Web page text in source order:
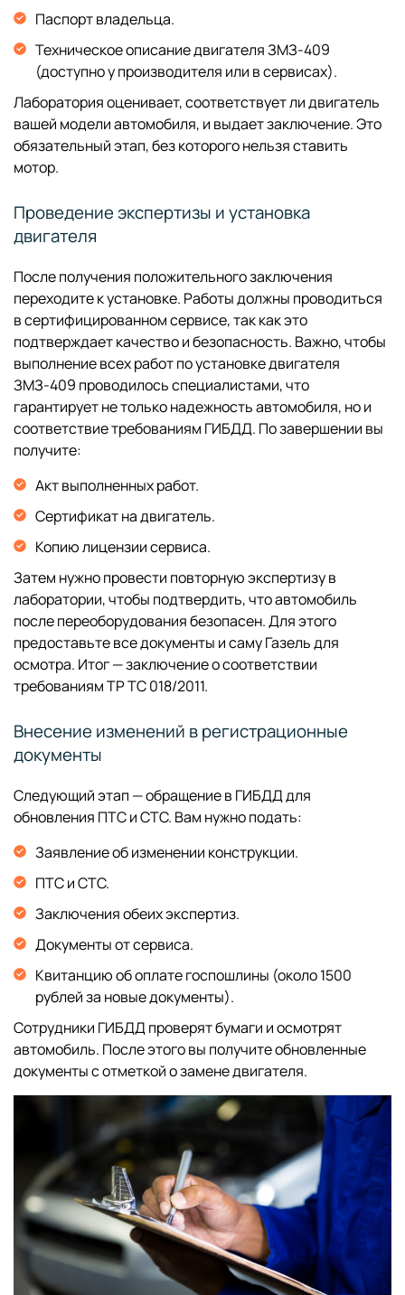
Паспорт владельца.
Техническое описание двигателя ЗМЗ-409
(доступно у производителя или в сервисах).
Лаборатория оценивает, соответствует ли двигатель
вашей модели автомобиля, и выдает заключение. Это
обязательный этап, без которого нельзя ставить
мотор.
Проведение экспертизы и установка
двигателя
После получения положительного заключения
переходите к установке. Работы должны проводиться
в сертифицированном сервисе, так как это
подтверждает качество и безопасность. Важно, чтобы
выполнение всех работ по установке двигателя
ЗМЗ-409 проводилось специалистами, что
гарантирует не только надежность автомобиля, но и
соответствие требованиям ГИБДД. По завершении вы
получите:
Акт выполненных работ.
Сертификат на двигатель.
Копию лицензии сервиса.
Затем нужно провести повторную экспертизу в
лаборатории, чтобы подтвердить, что автомобиль
после переоборудования безопасен. Для этого
предоставьте все документы и саму Газель для
осмотра. Итог — заключение о соответствии
требованиям ТР ТС 018/2011.
Внесение изменений в регистрационные
документы
Следующий этап — обращение в ГИБДД для
обновления ПТС и СТС. Вам нужно подать:
Заявление об изменении конструкции.
ПТС и СТС.
Заключения обеих экспертиз.
Документы от сервиса.
Квитанцию об оплате госпошлины (около 1500
рублей за новые документы).
Сотрудники ГИБДД проверят бумаги и осмотрят
автомобиль. После этого вы получите обновленные
документы с отметкой о замене двигателя.